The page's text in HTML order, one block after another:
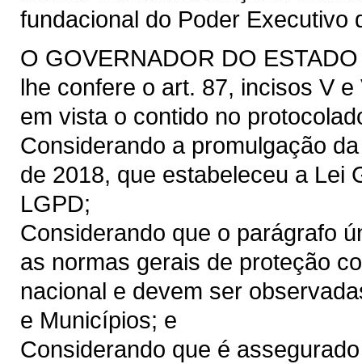
fundacional do Poder Executivo
O GOVERNADOR DO
lhe confere o art. 87, incisos V
em vista o contido no
Considerando a promulgação
de 2018, que estabeleceu a Lei
LGPD;
Considerando que o parágrafo
as normas gerais de proteção
nacional e devem ser
e Municípios; e
Considerando que é